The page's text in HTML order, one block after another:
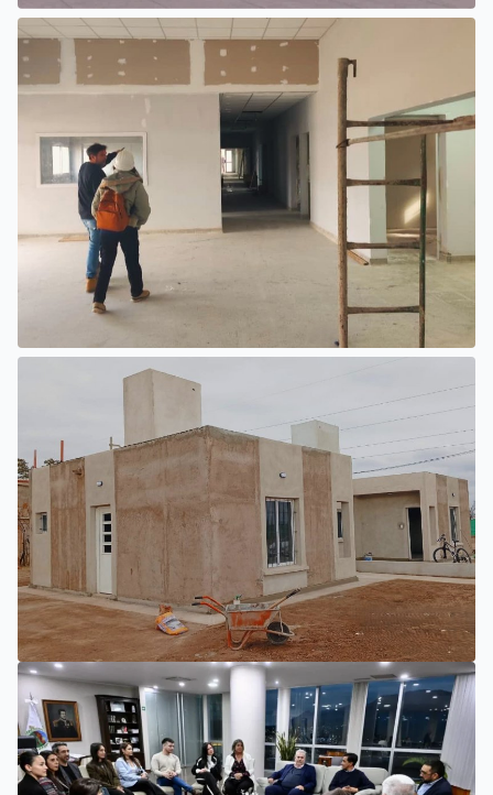
SAN LUIS
EL INTENDENTE HISSA FIRMÓ EL LLAMADO A LICITACIÓN
PARA CONSTRUIR EL PASEO FERROVIARIO PARA
EMPRENDEDORES Y VENDEDORES
EL NUEVO HOSPITAL DE UNIÓN
PROGRESA CON TRABAJOS
INTERIORES Y EXTERIORES
SAN LUIS
LA PROVINCIA IMPULSA NUEVAS ETAPAS EN LA
CONSTRUCCIÓN DE VIVIENDAS EN PUEYRREDÓN